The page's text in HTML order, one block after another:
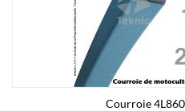
Courroie